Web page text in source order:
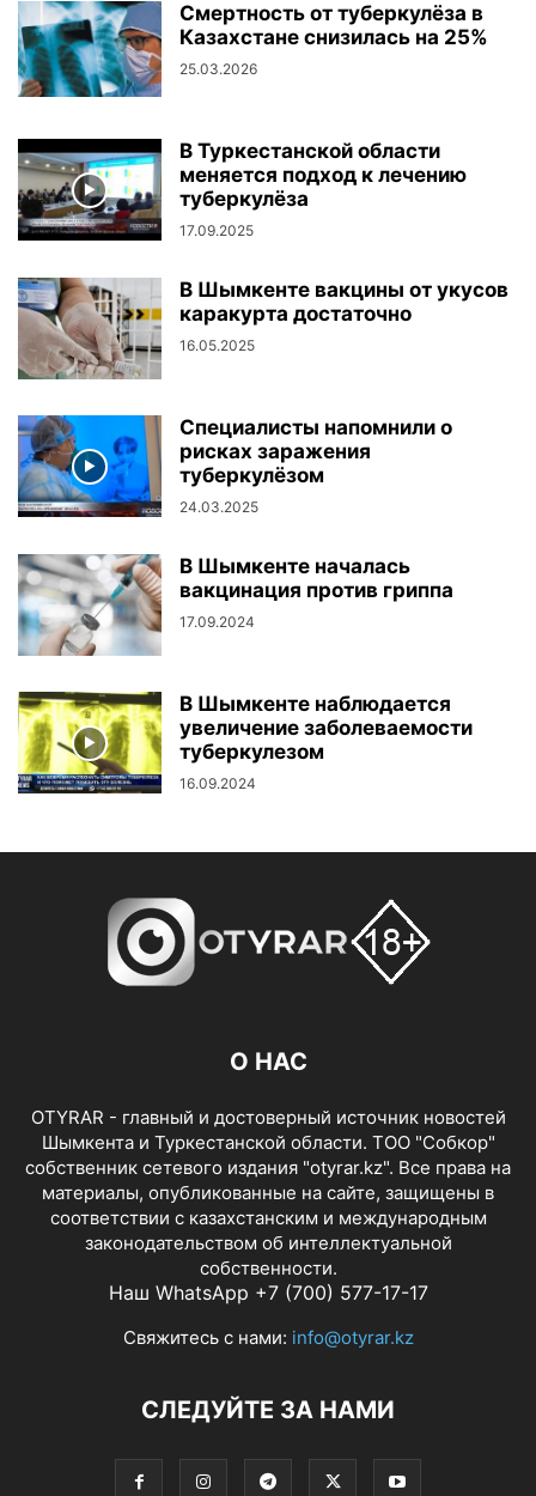
Смертность от туберкулёза в
Казахстане снизилась на 25%
25.03.2026
В Туркестанской области
меняется подход к лечению
туберкулёза
17.09.2025
В Шымкенте вакцины от укусов
каракурта достаточно
16.05.2025
Специалисты напомнили о
рисках заражения
туберкулёзом
24.03.2025
В Шымкенте началась
вакцинация против гриппа
17.09.2024
В Шымкенте наблюдается
увеличение заболеваемости
туберкулезом
16.09.2024
О НАС
OTYRAR - главный и достоверный источник новостей
Шымкента и Туркестанской области. ТОО "Собкор"
собственник сетевого издания "otyrar.kz". Все права на
материалы, опубликованные на сайте, защищены в
соответствии с казахстанским и международным
законодательством об интеллектуальной
собственности.
Наш WhatsApp +7 (700) 577-17-17
Свяжитесь с нами: info@otyrar.kz
СЛЕДУЙТЕ ЗА НАМИ